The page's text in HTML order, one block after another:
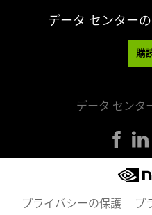
データ センター
購
データ センタ
プライバシーの保護 プ